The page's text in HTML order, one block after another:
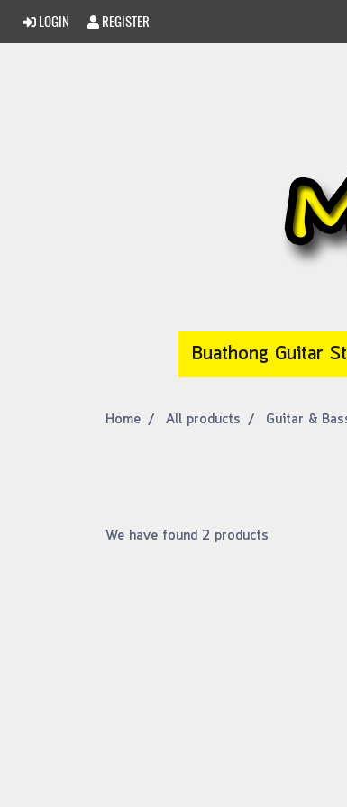
LOGIN REGISTER
Buathong Guitar
Home All products Guitar &
We have found 2 products